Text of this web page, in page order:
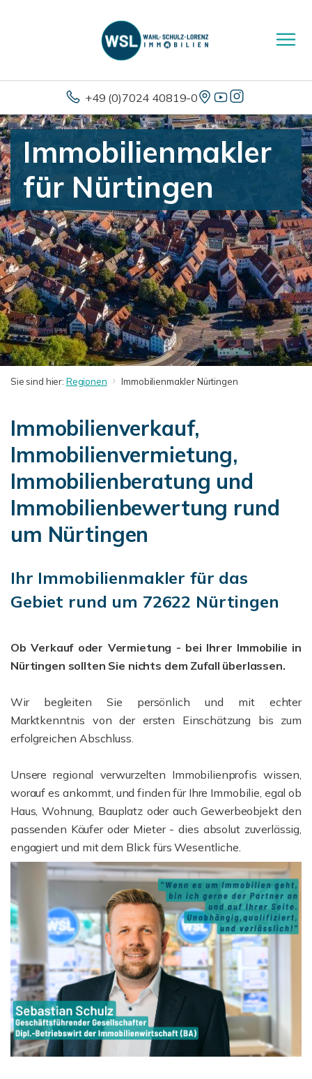
+49 (0)7024 40819-0
Immobilienmakler
für Nürtingen
Sie sind hier: Regionen Immobilienmakler Nürtingen
Immobilienverkauf,
Immobilienvermietung,
Immobilienberatung und
Immobilienbewertung rund
um Nürtingen
Ihr Immobilienmakler für das
Gebiet rund um 72622 Nürtingen
Ob Verkauf oder Vermietung - bei Ihrer Immobilie in
Nürtingen sollten Sie nichts dem Zufall überlassen.
Wir begleiten Sie persönlich und mit echter
Marktkenntnis von der ersten Einschätzung bis zum
erfolgreichen Abschluss.
Unsere regional verwurzelten Immobilienprofis wissen,
worauf es ankommt, und finden für Ihre Immobilie, egal ob
Haus, Wohnung, Bauplatz oder auch Gewerbeobjekt den
passenden Käufer oder Mieter - dies absolut zuverlässig,
engagiert und mit dem Blick fürs Wesentliche.